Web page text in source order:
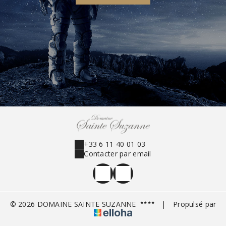
+33 6 11 40 01 03
Contacter par email
© 2026 DOMAINE SAINTE SUZANNE | Propulsé par